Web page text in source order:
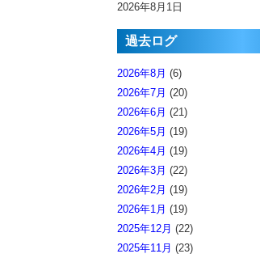
2026年8月1日
過去ログ
2026年8月 (6)
2026年7月 (20)
2026年6月 (21)
2026年5月 (19)
2026年4月 (19)
2026年3月 (22)
2026年2月 (19)
2026年1月 (19)
2025年12月 (22)
2025年11月 (23)